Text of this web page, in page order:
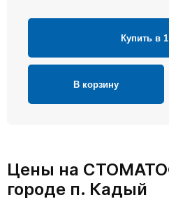
Купить в
В корзину
Цены на
городе п. Кадый